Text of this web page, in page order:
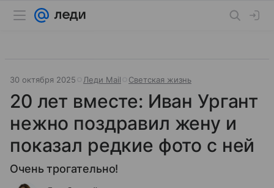
30 октября 2025 Леди Mail Светская жизнь
20 лет вместе: Иван Ургант
нежно поздравил жену и
показал редкие фото с ней
Очень трогательно!